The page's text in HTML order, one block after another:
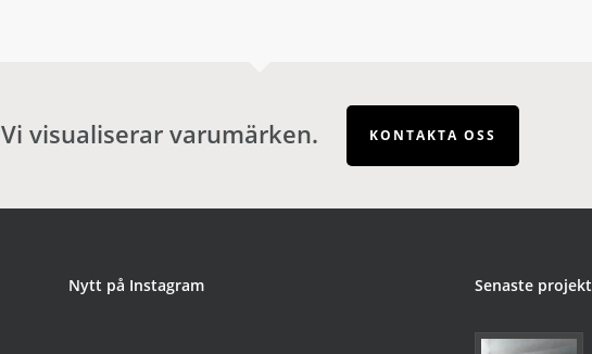
Vi visualiserar varumärken. KONTAKTA OSS
Nytt på Instagram Senaste projekt